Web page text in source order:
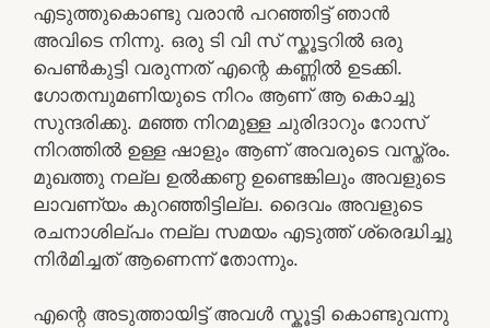
എടുത്തുകൊണ്ടു വരാൻ പറഞ്ഞിട്ട് ഞാൻ
അവിടെ നിന്നു. ഒരു ടി വി സ് സ്കൂട്ടറിൽ ഒരു
പെൺകുട്ടി വരുന്നത് എന്റെ കണ്ണിൽ ഉടക്കി.
ഗോതമ്പുമണിയുടെ നിറം ആണ് ആ കൊച്ചു
സുന്ദരിക്കു. മഞ്ഞ നിറമുള്ള ചുരിദാറും റോസ്
നിറത്തിൽ ഉള്ള ഷാളും ആണ് അവരുടെ വസ്ത്രം.
മുഖത്തു നല്ല ഉല്‍ക്കണ്ഠ ഉണ്ടെങ്കിലും അവളുടെ
ലാവണ്യം കുറഞ്ഞിട്ടില്ല. ദൈവം അവളുടെ
രചനാശില്പം നല്ല സമയം എടുത്ത് ശ്രെദ്ധിച്ചു
നിർമിച്ചത് ആണെന്ന് തോന്നും.
എന്റെ അടുത്തായിട്ട് അവൾ സ്കൂട്ടി കൊണ്ടുവന്നു